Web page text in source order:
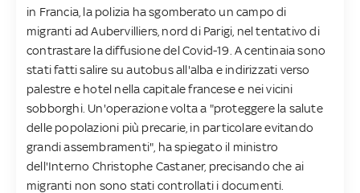
in Francia, la polizia ha sgomberato un campo di
migranti ad Aubervilliers, nord di Parigi, nel tentativo di
contrastare la diffusione del Covid-19. A centinaia sono
stati fatti salire su autobus all'alba e indirizzati verso
palestre e hotel nella capitale francese e nei vicini
sobborghi. Un'operazione volta a "proteggere la salute
delle popolazioni più precarie, in particolare evitando
grandi assembramenti", ha spiegato il ministro
dell'Interno Christophe Castaner, precisando che ai
migranti non sono stati controllati i documenti.